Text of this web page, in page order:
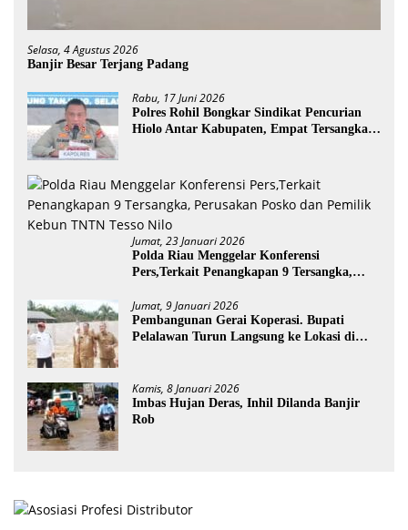
Selasa, 4 Agustus 2026
Banjir Besar Terjang Padang
Rabu, 17 Juni 2026
Polres Rohil Bongkar Sindikat Pencurian
Hiolo Antar Kabupaten, Empat Tersangka
Jumat, 23 Januari 2026
Polda Riau Menggelar Konferensi
Pers,Terkait Penangkapan 9 Tersangka,
Tesso Nilo
Jumat, 9 Januari 2026
Pembangunan Gerai Koperasi. Bupati
Pelalawan Turun Langsung ke Lokasi di
Kamis, 8 Januari 2026
Imbas Hujan Deras, Inhil Dilanda Banjir
Rob